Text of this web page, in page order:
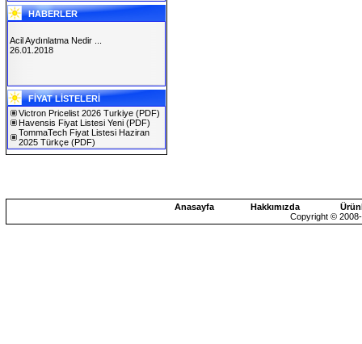
HABERLER
SOLAREX ISTANBUL 2019
30.01.2019
Acil Aydınlatma Nedir ...
26.01.2018
FİYAT LİSTELERİ
Victron Pricelist 2026 Turkiye (PDF)
Havensis Fiyat Listesi Yeni (PDF)
TommaTech Fiyat Listesi Haziran
2025 Türkçe (PDF)
Anasayfa Hakkımızda
Copyright ©